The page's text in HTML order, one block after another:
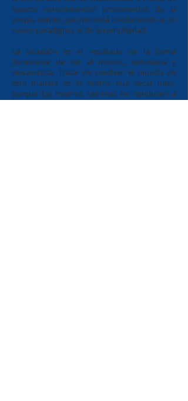
nuevos conocimientos provenientes de la
propia ciencia que nos está conduciendo a un
nuevo paradigma, el de la complejidad.
La situación es el resultado de la forma
dominante de ver el mundo, cartesiana y
mecanicista. Tratar de resolver el mundo de
esta manera es lo mismo que secar hielo,
porque los mismos caminos no conducen a